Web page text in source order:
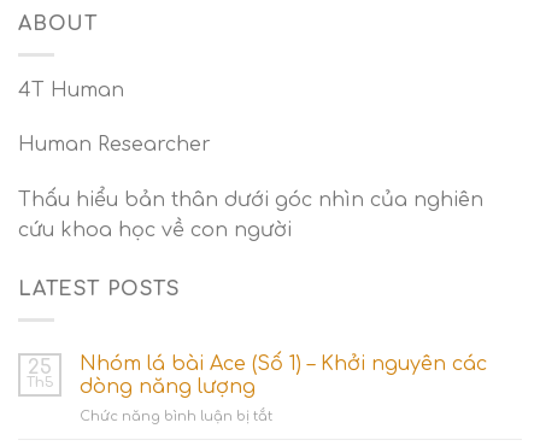
ABOUT
4T Human
Human Researcher
Thấu hiểu bản thân dưới góc nhìn của nghiên
cứu khoa học về con người
LATEST POSTS
25
Th5
Nhóm lá bài Ace (Số 1) – Khởi nguyên các
dòng năng lượng
Chức năng bình luận bị tắtở